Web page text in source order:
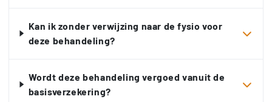
Kan ik zonder verwijzing naar de fysio voor
deze behandeling?
Wordt deze behandeling vergoed vanuit de
basisverzekering?